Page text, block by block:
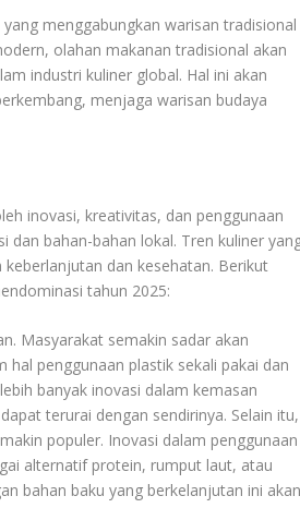
menggabungkan warisan tradisional
olahan makanan tradisional akan
industri kuliner global. Hal ini akan
menjaga warisan budaya
inovasi, kreativitas, dan penggunaan
bahan-bahan lokal. Tren kuliner
dan kesehatan. Berikut
tahun 2025:
Masyarakat semakin sadar akan
penggunaan plastik sekali pakai dan
banyak inovasi dalam kemasan
terurai dengan sendirinya. Selain itu,
populer. Inovasi dalam penggunaan
alternatif protein, rumput laut, atau
bahan baku yang berkelanjutan ini